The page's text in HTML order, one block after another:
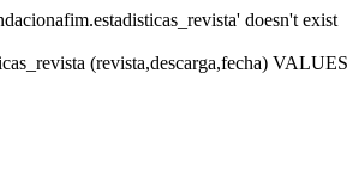
doesn't exist
(revista,descarga,fecha)